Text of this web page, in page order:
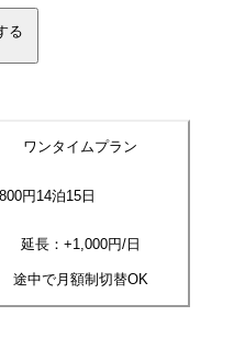
る
ワンタイムプラン
円14泊15日
延長：+1,000円/日
途中で月額制切替OK